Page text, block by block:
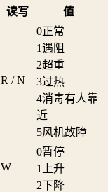
读写 值
R / N
0正常
1遇阻
2超重
3过热
4消毒有人靠
近
5风机故障
W
0暂停
1
上升
2下降